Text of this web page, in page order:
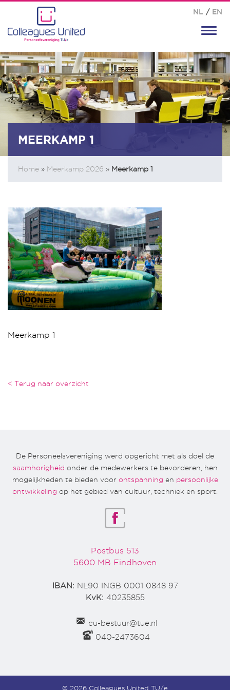
NL / EN
MEERKAMP 1
Home » Meerkamp 2026 » Meerkamp 1
Meerkamp 1
< Terug naar overzicht
De Personeelsvereniging werd opgericht met als doel de
saamhorigheid onder de medewerkers te bevorderen, hen
mogelijkheden te bieden voor ontspanning en persoonlijke
ontwikkeling op het gebied van cultuur, techniek en sport.
Postbus 513
5600 MB Eindhoven
IBAN: NL90 INGB 0001 0848 97
KvK: 40235855
cu-bestuur@tue.nl
040-2473604
© 2026 Colleagues United TU/e